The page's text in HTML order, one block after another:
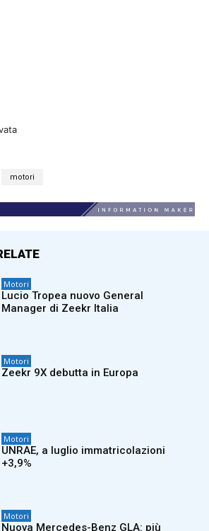
motori
Motori
Lucio Tropea nuovo General
Manager di Zeekr Italia
Motori
Zeekr 9X debutta in Europa
Motori
UNRAE, a luglio immatricolazioni
+3,9%
Motori
Nuova Mercedes-Benz GLA: più